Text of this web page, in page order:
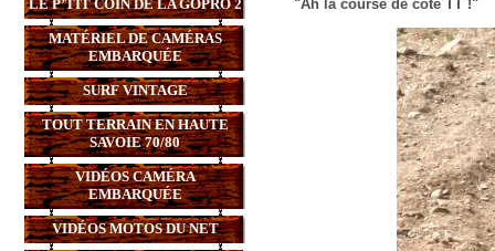
LE P’TIT COIN DE LA GOPRO 2
MATÉRIEL DE CAMÉRAS
EMBARQUÉE
SURF VINTAGE
TOUT TERRAIN EN HAUTE
SAVOIE 70/80
VIDÉOS CAMÉRA
EMBARQUÉE
VIDÉOS MOTOS DU NET
"Ah la course de cote TT !"